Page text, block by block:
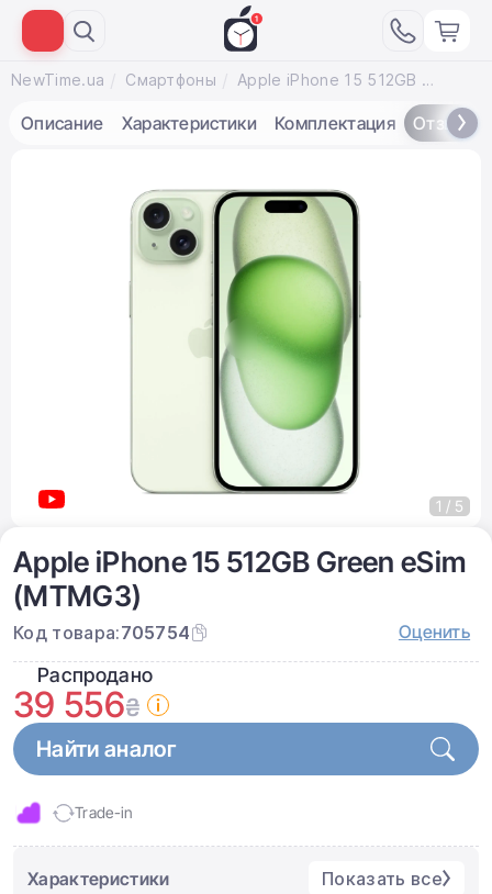
NewTime.ua Смартфоны Apple iPhone 15 512GB Green eSim (MTMG3)
Описание Характеристики Комплектация Отзывы
Apple iPhone 15 512GB Green eSim
(MTMG3)
Код товара:705754 Оценить
Распродано
39 556₴
Найти аналог
Trade-in
Характеристики Показать все
1 / 5